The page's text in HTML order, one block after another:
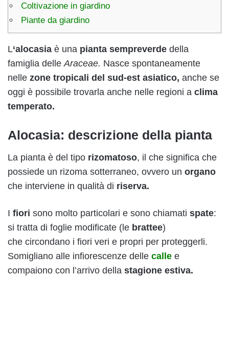
Coltivazione in giardino
Piante da giardino
L‘alocasia è una pianta sempreverde della
famiglia delle Araceae. Nasce spontaneamente
nelle zone tropicali del sud-est asiatico, anche se
oggi è possibile trovarla anche nelle regioni a clima
temperato.
Alocasia: descrizione della pianta
La pianta è del tipo rizomatoso, il che significa che
possiede un rizoma sotterraneo, ovvero un organo
che interviene in qualità di riserva.
I fiori sono molto particolari e sono chiamati spate:
si tratta di foglie modificate (le brattee)
che circondano i fiori veri e propri per proteggerli.
Somigliano alle infiorescenze delle calle e
compaiono con l’arrivo della stagione estiva.